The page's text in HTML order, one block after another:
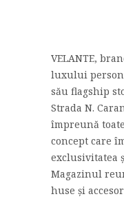
VELANTE,
luxului
său flagship
Strada N.
împreună
concept care
exclusivitatea
Magazinul
huse și